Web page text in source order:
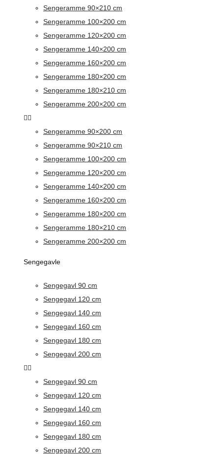
Sengeramme 90×210 cm
Sengeramme 100×200 cm
Sengeramme 120×200 cm
Sengeramme 140×200 cm
Sengeramme 160×200 cm
Sengeramme 180×200 cm
Sengeramme 180×210 cm
Sengeramme 200×200 cm
Sengeramme 90×200 cm
Sengeramme 90×210 cm
Sengeramme 100×200 cm
Sengeramme 120×200 cm
Sengeramme 140×200 cm
Sengeramme 160×200 cm
Sengeramme 180×200 cm
Sengeramme 180×210 cm
Sengeramme 200×200 cm
Sengegavle
Sengegavl 90 cm
Sengegavl 120 cm
Sengegavl 140 cm
Sengegavl 160 cm
Sengegavl 180 cm
Sengegavl 200 cm
Sengegavl 90 cm
Sengegavl 120 cm
Sengegavl 140 cm
Sengegavl 160 cm
Sengegavl 180 cm
Sengegavl 200 cm